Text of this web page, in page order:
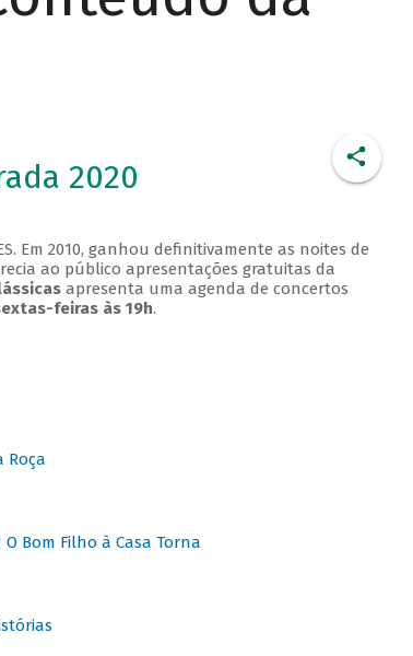
2020
Em 2010, ganhou definitivamente as noites de
ao público apresentações gratuitas da
apresenta uma agenda de concertos
feiras às 19h.
Roça
O Bom Filho à Casa Torna